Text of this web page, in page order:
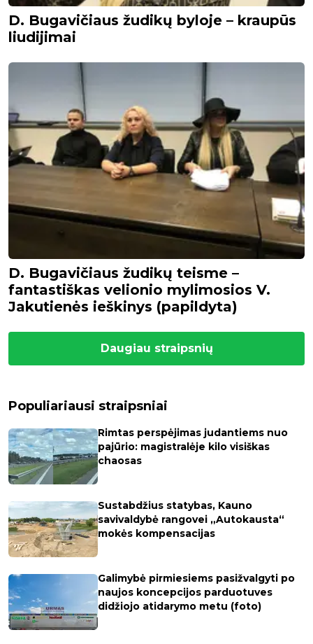
D. Bugavičiaus žudikų byloje – kraupūs
liudijimai
D. Bugavičiaus žudikų teisme –
fantastiškas velionio mylimosios V.
Jakutienės ieškinys (papildyta)
Daugiau straipsnių
Populiariausi straipsniai
Rimtas perspėjimas judantiems nuo
pajūrio: magistralėje kilo visiškas
chaosas
Sustabdžius statybas, Kauno
savivaldybė rangovei „Autokausta“
mokės kompensacijas
Galimybė pirmiesiems pasižvalgyti po
naujos koncepcijos parduotuves
didžiojo atidarymo metu (foto)